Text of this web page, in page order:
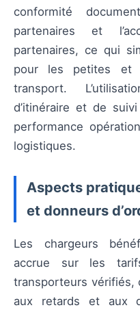
conformité
partenaires et
partenaires, ce qui
pour les petites et
transport.
d’itinéraire et de
performance
logistiques.
Aspects
et donneurs
Les chargeurs
accrue sur les
transporteurs vérifiés,
aux retards et aux